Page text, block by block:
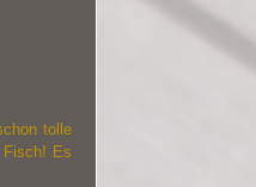
tolle
Fisch! Es